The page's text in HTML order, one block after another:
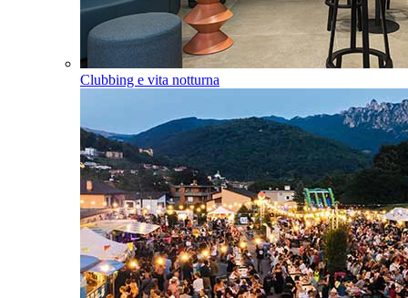
Clubbing e vita notturna